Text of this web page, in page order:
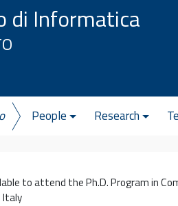
di Informatica
People Research
to attend the Ph.D. Program in
Italy